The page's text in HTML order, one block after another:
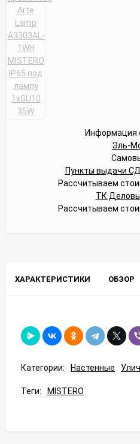
Информация
Эль-
Пункты выдачи
Рассчитываем
ТК
Рассчитываем
ХАРАКТЕРИСТИКИ ОБЗОР
Категории: Настенные
Теги: MISTERO